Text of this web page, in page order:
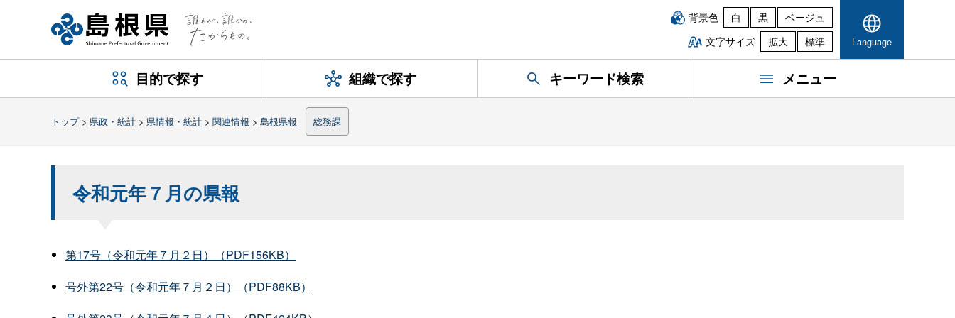
背景色 白 黒
ベージュ
文字サイズ
拡大 標準 Language
目的で探す 組織で探す キーワード検索 メニュー
トップ> 県政・統計 > 県情報・統計 > 関連情報 > 島根県報 総務課
令和元年７月の県報
第17号（令和元年７月２日）（PDF156KB）
号外第22号（令和元年７月２日）（PDF88KB）